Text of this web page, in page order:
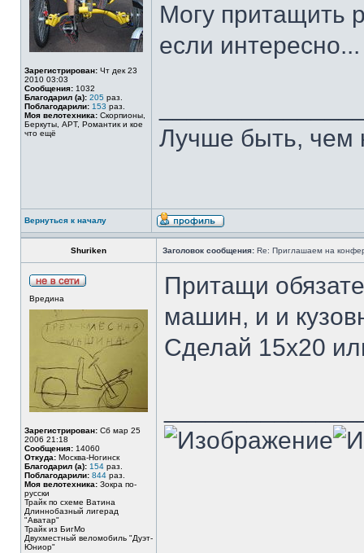
Зарегистрирован: Чт дек 23
2010 03:03
Сообщения: 1032
Благодарил (а): 205 раз.
Поблагодарили: 153 раз.
Моя велотехника: Скорпионы,
Беркуты, АРТ, Романтик и кое
что ещё
Могу притащить
если интересно...
Лучше быть, чем
Вернуться к началу
Shuriken Заголовок сообщения: Re: Приглашаем на
Вредина
Зарегистрирован: Сб мар 25
2006 21:18
Сообщения: 14060
Откуда: Москва-Ногинск
Благодарил (а): 154 раз.
Поблагодарили: 844 раз.
Моя велотехника: Зокра по-
русски
Трайк по схеме Ватина
Длиннобазный лигерад
"Аватар"
Трайк из БигМо
Двухместный веломобиль "Дуэт-
Юниор"
Притащи
машин, и и
Сделай 15х20